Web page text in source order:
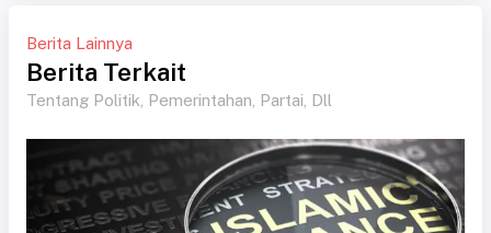
Berita Lainnya
Berita Terkait
Tentang Politik, Pemerintahan, Partai, Dll